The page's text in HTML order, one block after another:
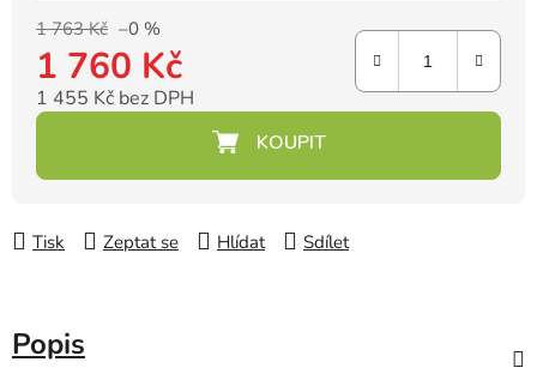
1 763 Kč –0 %
1 760 Kč
1 455 Kč bez DPH
Tisk Zeptat se Hlídat Sdílet
Popis